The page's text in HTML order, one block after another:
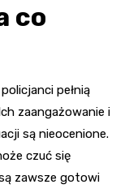
co
pełnią
zaangażowanie i
są nieocenione.
czuć się
zawsze gotowi